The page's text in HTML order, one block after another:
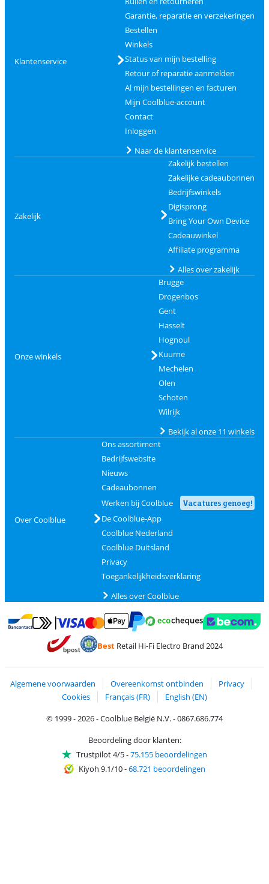
Klantenservice
Garantie, reparatie en verzekeringen
Bestellen
Winkels
Status van mijn bestelling
Retour of reparatie aanmelden
Al mijn bestellingen en facturen
Mijn Coolblue-account
Contact
Inloggen
Naar de klantenservice
Zakelijk
Zakelijk bestellen
Zakelijke cadeaubonnen
Bedrijfswinkels
Digisprong
Bring Your Own Device
Cadeauwinkel
Affiliate programma
Alles over zakelijk
Onze winkels
Brugge
Drogenbos
Gent
Hasselt
Hognoul
Kuurne
Mechelen
Olen
Schoten
Wilrijk
Bekijk al onze 11 winkels
Over Coolblue
Ons assortiment
Bedrijfswebsite
Nieuws
Cadeaubonnen
Werken bij Coolblue
Vacatures genoeg!
De Coolblue-App
Coolblue Nederland
Coolblue Duitsland
Privacy
Toegankelijkheidsverklaring
Alles over Coolblue
Betalen met Bancontact
Betalen met MasterCard en Visa via ClickToPay
BestRetail Hi-Fi Electro Brand 2024
Algemene voorwaarden Overeenkomst ontbinden
Privacy
Cookies
Français (FR)
English (EN)
© 1999 - 2026 - Coolblue België N.V. - 0867.686.774
Beoordeling door klanten:
Trustpilot 4/5-75.155 beoordelingen
Kiyoh 9.1/10-68.721 beoordelingen